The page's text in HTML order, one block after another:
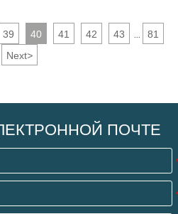
39 40 41 42 43
81
Next>
ПОЧТЕ